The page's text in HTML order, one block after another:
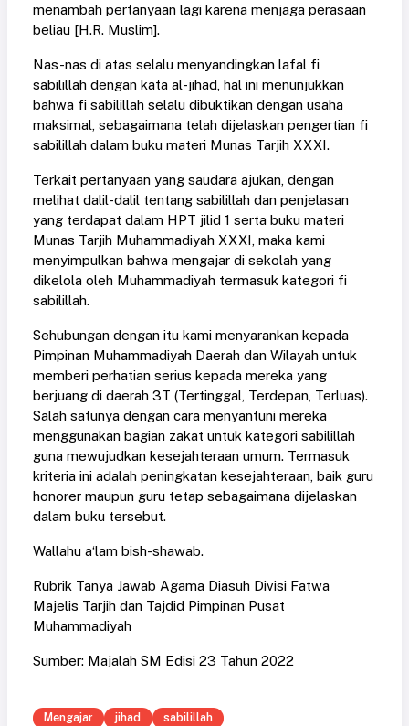
menambah pertanyaan lagi karena menjaga perasaan
beliau [H.R. Muslim].
Nas-nas di atas selalu menyandingkan lafal fi
sabilillah dengan kata al-jihad, hal ini menunjukkan
bahwa fi sabilillah selalu dibuktikan dengan usaha
maksimal, sebagaimana telah dijelaskan pengertian fi
sabilillah dalam buku materi Munas Tarjih XXXI.
Terkait pertanyaan yang saudara ajukan, dengan
melihat dalil-dalil tentang sabilillah dan penjelasan
yang terdapat dalam HPT jilid 1 serta buku materi
Munas Tarjih Muhammadiyah XXXI, maka kami
menyimpulkan bahwa mengajar di sekolah yang
dikelola oleh Muhammadiyah termasuk kategori fi
sabilillah.
Sehubungan dengan itu kami menyarankan kepada
Pimpinan Muhammadiyah Daerah dan Wilayah untuk
memberi perhatian serius kepada mereka yang
berjuang di daerah 3T (Tertinggal, Terdepan, Terluas).
Salah satunya dengan cara menyantuni mereka
menggunakan bagian zakat untuk kategori sabilillah
guna mewujudkan kesejahteraan umum. Termasuk
kriteria ini adalah peningkatan kesejahteraan, baik guru
honorer maupun guru tetap sebagaimana dijelaskan
dalam buku tersebut.
Wallahu a‘lam bish-shawab.
Rubrik Tanya Jawab Agama Diasuh Divisi Fatwa
Majelis Tarjih dan Tajdid Pimpinan Pusat
Muhammadiyah
Sumber: Majalah SM Edisi 23 Tahun 2022
Mengajar jihad sabilillah